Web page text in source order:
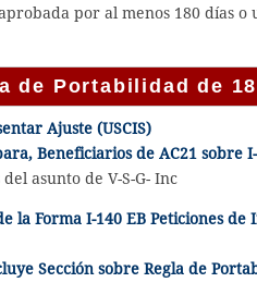
por al menos 180 días
de Portabilidad de
Ajuste (USCIS)
Beneficiarios de AC21 sobre
asunto de V-S-G- Inc
la Forma I-140 EB Peticiones
Sección sobre Regla de